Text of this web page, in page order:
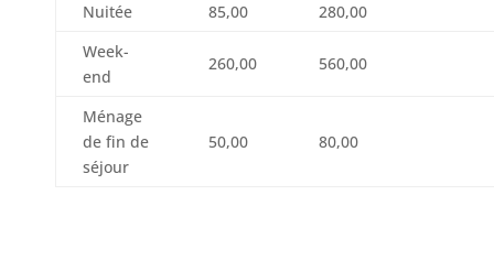
Nuitée 85,00
280,00
Week-
end
260,00 560,00
Ménage
de fin de
séjour
50,00 80,00